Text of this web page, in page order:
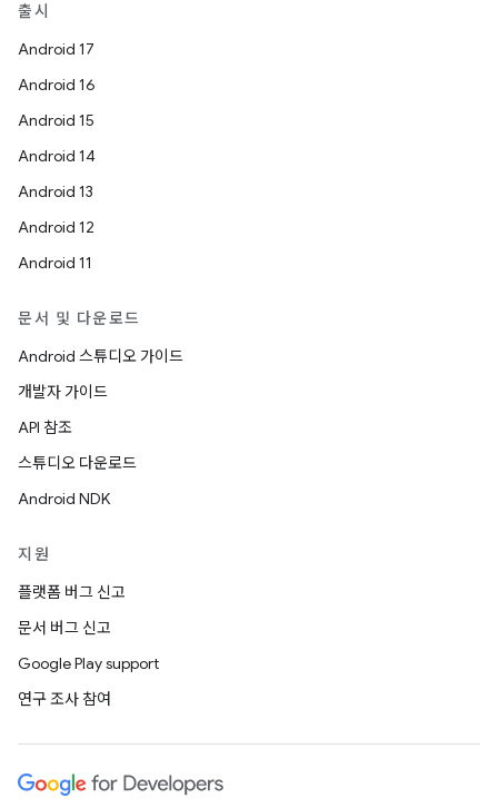
출시
Android 17
Android 16
Android 15
Android 14
Android 13
Android 12
Android 11
문서 및 다운로드
Android 스튜디오 가이드
개발자 가이드
API 참조
스튜디오 다운로드
Android NDK
지원
플랫폼 버그 신고
문서 버그 신고
Google Play support
연구 조사 참여